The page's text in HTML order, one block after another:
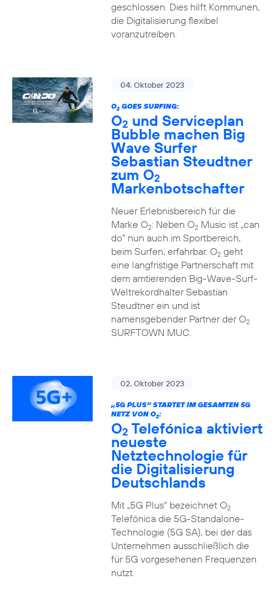
geschlossen. Dies hilft Kommunen,
die Digitalisierung flexibel
voranzutreiben.
04. Oktober 2023
O2GOES SURFING:
O2 und Serviceplan
Bubble machen Big
Wave Surfer
Sebastian Steudtner
zum O2
Markenbotschafter
Neuer Erlebnisbereich für die
Marke O2: Neben O2Music ist „can
do“ nun auch im Sportbereich,
beim Surfen, erfahrbar. O2geht
eine langfristige Partnerschaft mit
dem amtierenden Big-Wave-Surf-
Weltrekordhalter Sebastian
Steudtner ein und ist
namensgebender Partner der O2
SURFTOWN MUC.
02. Oktober 2023
„5G PLUS“ STARTET IM GESAMTEN 5G
NETZ VON O2:
O2 Telefónica aktiviert
neueste
Netztechnologie für
die Digitalisierung
Deutschlands
Mit „5G Plus“ bezeichnet O2
Telefónica die 5G-Standalone-
Technologie (5G SA), bei der das
Unternehmen ausschließlich die
für 5G vorgesehenen Frequenzen
nutzt.